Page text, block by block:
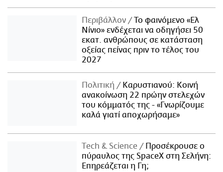
Περιβάλλον
Το φαινόμενο «Ελ
Νίνιο» ενδέχεται να οδηγήσει 50
εκατ. ανθρώπους σε κατάσταση
οξείας πείνας πριν το τέλος του
2027
Πολιτική
Καρυστιανού: Κοινή
ανακοίνωση 22 πρώην στελεχών
του κόμματός της - «Γνωρίζουμε
καλά γιατί αποχωρήσαμε»
Τech & Science
Προσέκρουσε ο
πύραυλος της SpaceX στη Σελήνη:
Επηρεάζεται η Γη;